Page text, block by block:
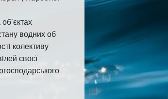
об’єктах
водних об
стi колективу
своєї